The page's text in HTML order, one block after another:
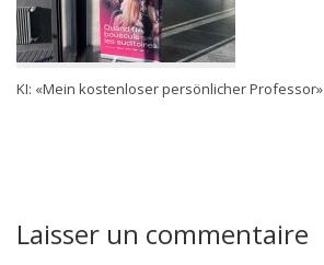
KI: «Mein kostenloser persönlicher Professor»
Laisser un commentaire